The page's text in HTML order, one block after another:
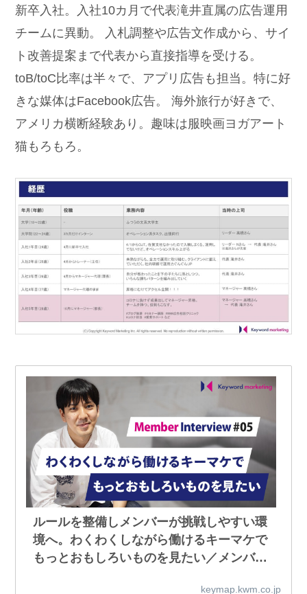
新卒入社。入社10カ月で代表滝井直属の広告運用
チームに異動。 入札調整や広告文作成から、サイ
ト改善提案まで代表から直接指導を受ける。
toB/toC比率は半々で、アプリ広告も担当。特に好
きな媒体はFacebook広告。 海外旅行が好きで、
アメリカ横断経験あり。趣味は服映画ヨガアート
猫もろもろ。
ルールを整備しメンバーが挑戦しやすい環
境へ。わくわくしながら働けるキーマケで
もっとおもしろいものを見たい／メンバー
keymap.kwm.co.jp